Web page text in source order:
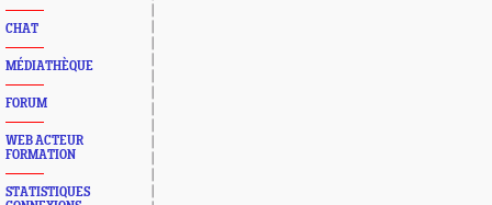
CHAT
MÉDIATHÈQUE
FORUM
WEB ACTEUR
FORMATION
STATISTIQUES